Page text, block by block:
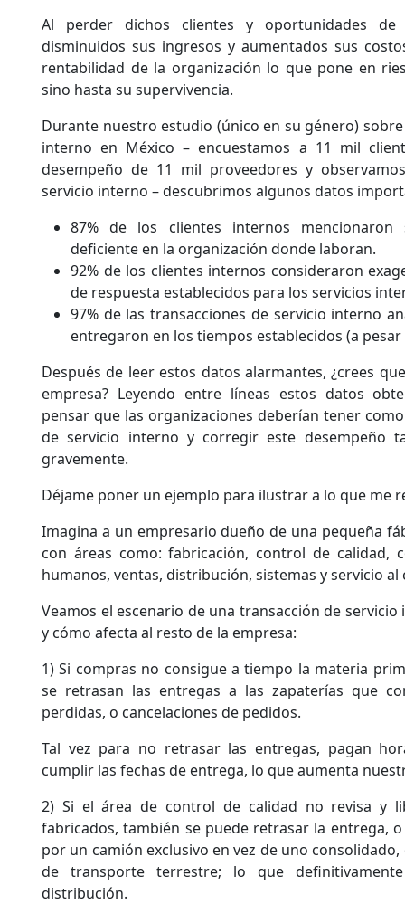
Al perder dichos clientes y oportunidades de
disminuidos sus ingresos y aumentados sus
rentabilidad de la organización lo que pone en
sino hasta su supervivencia.
Durante nuestro estudio (único en su género)
interno en México – encuestamos a 11 mil
desempeño de 11 mil proveedores y
servicio interno – descubrimos algunos datos
87% de los clientes internos
deficiente en la organización donde laboran.
92% de los clientes internos consideraron
de respuesta establecidos para los servicios
97% de las transacciones de servicio interno
entregaron en los tiempos establecidos (a
Después de leer estos datos alarmantes, ¿crees
empresa? Leyendo entre líneas estos datos
pensar que las organizaciones deberían tener
de servicio interno y corregir este desempeño
gravemente.
Déjame poner un ejemplo para ilustrar a lo que me
Imagina a un empresario dueño de una pequeña
con áreas como: fabricación, control de calidad,
humanos, ventas, distribución, sistemas y servicio al
Veamos el escenario de una transacción de
y cómo afecta al resto de la empresa:
1) Si compras no consigue a tiempo la materia
se retrasan las entregas a las zapaterías que
perdidas, o cancelaciones de pedidos.
Tal vez para no retrasar las entregas, pagan
cumplir las fechas de entrega, lo que aumenta
2) Si el área de control de calidad no revisa y
fabricados, también se puede retrasar la entrega,
por un camión exclusivo en vez de uno
de transporte terrestre; lo que
distribución.